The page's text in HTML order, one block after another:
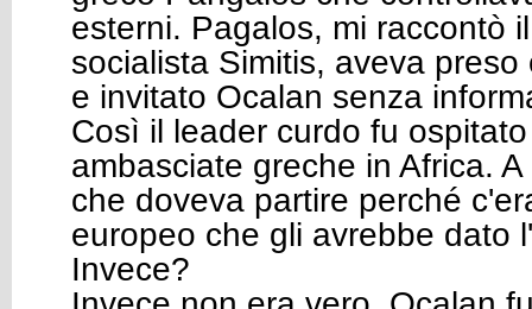
esterni. Pagalos, mi raccontò
socialista Simitis, aveva
e invitato Ocalan senza
Così il leader curdo fu
ambasciate greche in Africa.
che doveva partire perché
europeo che gli avrebbe dato
Invece?